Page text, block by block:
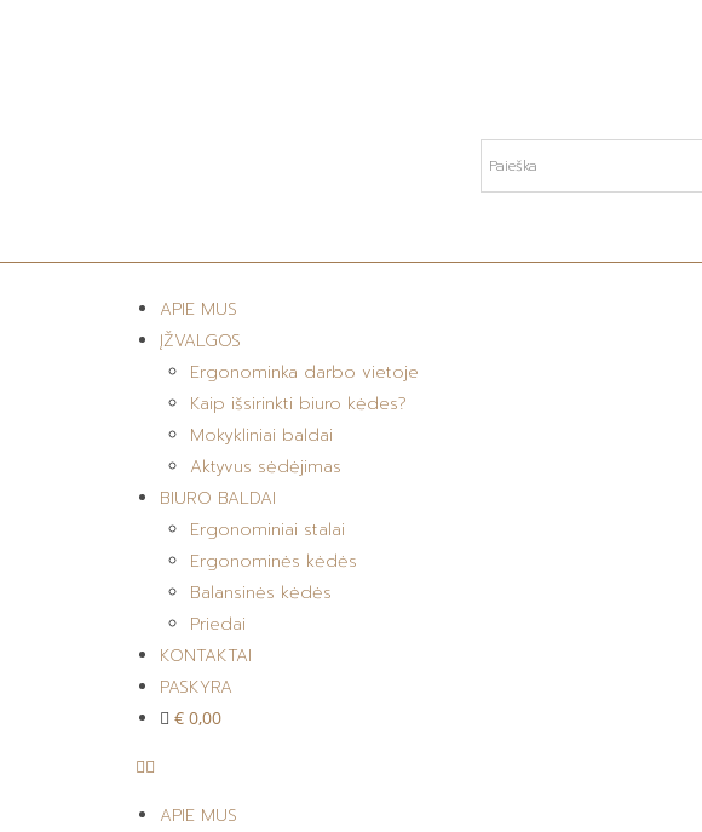
APIE MUS
ĮŽVALGOS
Ergonominka darbo vietoje
Kaip išsirinkti biuro kėdes?
Mokykliniai baldai
Aktyvus sėdėjimas
BIURO BALDAI
Ergonominiai stalai
Ergonominės kėdės
Balansinės kėdės
Priedai
KONTAKTAI
PASKYRA
€ 0,00
APIE MUS